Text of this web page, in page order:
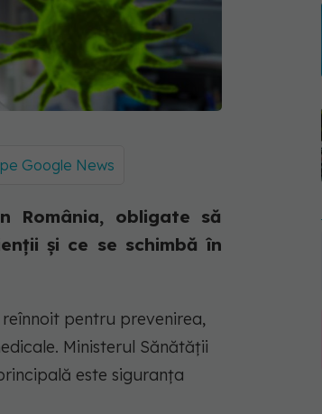
Google News
România, obligate să
și ce se schimbă în
pentru prevenirea,
Ministerul Sănătății
este siguranța